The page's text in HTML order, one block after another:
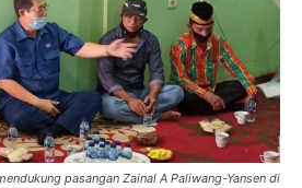
pasangan Zainal A Paliwang-Yansen di